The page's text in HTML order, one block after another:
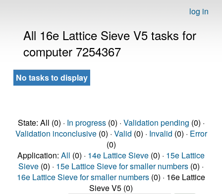
log in
All 16e Lattice Sieve V5 tasks for
computer 7254367
No tasks to display
State: All (0) · In progress(0) · Validation pending (0) ·
Validation inconclusive(0) · Valid (0) · Invalid (0) · Error
(0)
Application: All (0) · 14e Lattice Sieve (0) · 15e Lattice
Sieve (0) · 15e Lattice Sieve for smaller numbers (0) ·
16e Lattice Sieve for smaller numbers (0) · 16e Lattice
Sieve V5 (0)